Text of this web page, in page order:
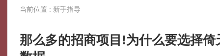
当前位置 : 新手指导
那么多的招商项目!为什么要选择倚